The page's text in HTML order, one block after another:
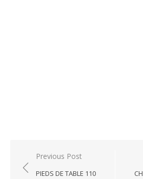
Post
navigation
Previous Post
PIEDS DE TABLE 110